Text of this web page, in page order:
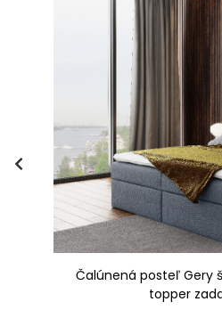
Čalúnená posteľ Gery
topper